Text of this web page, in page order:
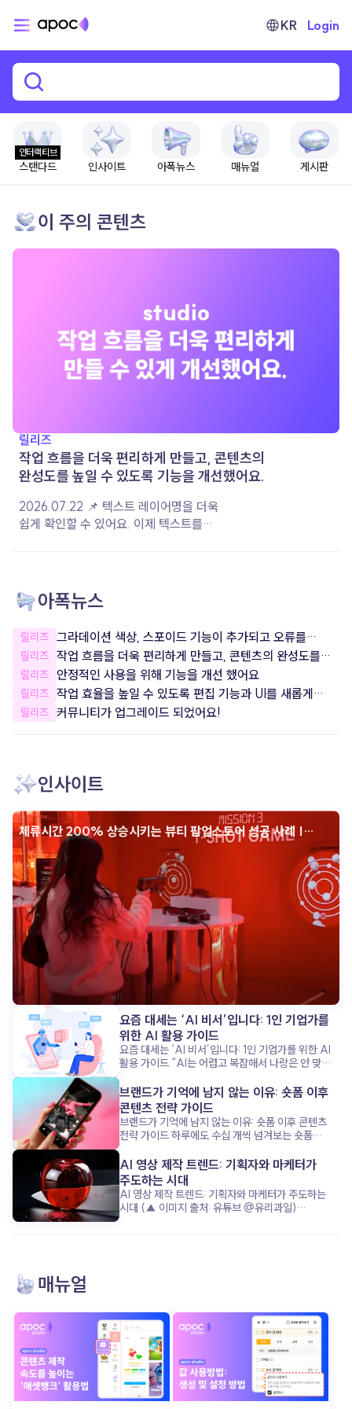
KR Login
인터랙티브
스탠다드 인사이트 매뉴얼
아폭뉴스 게시판
이 주의 콘텐츠
릴리즈
작업 흐름을 더욱 편리하게 만들고, 콘텐츠의
완성도를 높일 수 있도록 기능을 개선했어요.
2026.07.22 📌 텍스트 레이어명을 더욱
쉽게 확인할 수 있어요. 이제 텍스트를
여러 레이어를 더욱 편리하게 구분하고
관리할 수 있습니다. 📌 음악 재생 옵션이
더욱 다양해졌어요. 음악이 재생되는 구간과
볼륨을 원하는 대로 설정할 수 있도록 상세
옵션을 개선했어요. 콘텐츠의 분위기와
장면에 맞게 음악을 조절하여 더욱 완성도
높은 콘텐츠를 제작해 보세요. 📌 서비스
안정성을 개선했어요. 더욱 안정적으로
아폭뉴스
릴리즈 그라데이션 색상, 스포이드 기능이 추가되고 오류를
잡았어요!
릴리즈 작업 흐름을 더욱 편리하게 만들고, 콘텐츠의 완성도를
높일 수 있도록 기능을 개선했어요.
릴리즈 안정적인 사용을 위해 기능을 개선 했어요
릴리즈 작업 효율을 높일 수 있도록 편집 기능과 UI를 새롭게
개선했어요.
릴리즈 커뮤니티가 업그레이드 되었어요!
인사이트
체류시간 200% 상승시키는 뷰티 팝업스토어 성공 사례 |
인터랙티브 콘텐츠
요즘 대세는 ‘AI 비서’입니다: 1인 기업가를
위한 AI 활용 가이드
요즘 대세는 ‘AI 비서’입니다: 1인 기업가를 위한 AI
활용 가이드 “AI는 어렵고 복잡해서 나랑은 안 맞아!”
기업가들은 복잡하고 무거운 AI 대신, 쉽고 친근한
‘AI 비서’ 에 훨씬 더 열광하고 있거든요. 단순한 업무
처리부터 마케팅 기획까지, 어떻게 AI가 혼자 모든 걸
하는 1인 기업가의 시간을 구해주고, 성장을 돕는지
지금부터 함께 살펴볼까요? “복잡하지 않아도
괜찮아”: AI 비서가 주목받는 이유 (▲ 이미지 출처:
클립아트코리아) 최근 1인 기업가들은 완벽한 AI
기술보다, 누구나 쉽게 쓰고 바로 도움 되는 ‘친근함’
을 더 원합니다. 복잡한 설정 없이 ‘내 비서’처럼 소통
하며, 업무 효율을 높여주는 AI가 핵심 매력
비서 덕분에 브랜드보다 ‘업무 효율’ 과 ‘고객 응대’
에서 한 단계 업그레이드되는 경험을 했습니다. AI
비서는 단순한 도구를 넘어, ‘나만의 비서’로서
친근하게 소통하며 팬(고객)과 연결고리를 만듭니다.
업무의 무게를 덜고, 브랜드가 아닌 ‘나’에게 집중할
수 있게 하는 거죠. 이제 AI 비서는 1인 기업가의
성공을 견인하는 핵심 파트너 입니다. AI는 도구가
브랜드가 기억에 남지 않는 이유: 숏폼 이후
콘텐츠 전략 가이드
브랜드가 기억에 남지 않는 이유: 숏폼 이후 콘텐츠
전략 가이드 하루에도 수십 개씩 넘겨보는 숏폼
남았을까요? 요즘은 ‘조회수’보다 ‘기억률’이 더
중요한 시대입니다. 고객의 머리에 남는 콘텐츠를
만들기 위해, 단순한 시선 끌기를 넘어서는 전략이
필요하죠. 이제 브랜드가 준비해야 할 건, 숏폼 이후
고객을 이끌 ‘다음 스텝’ 입니다. 그 전략의 핵심, 함께
눈길을 사로잡는 데는 탁월한 수단이에요. 감각적인
편집, 유행하는 음악, 짧고 강렬한 장면 전환. ‘발견의
순간’ 을 만들어내는 데 이만한 도구가 없죠. 그런데
문제는 그 이후입니다. 너무 많은 콘텐츠가 지나가는
만큼, 대부분은 금방 잊히고 맙니다. 기억되지 않는
브랜드는 결국 ‘한 번 스친 이름’ 그 이상이 되기
어렵죠. 지금 우리는 ‘조회수’는 넘치지만, ‘브랜드
애착’은 부족한 콘텐츠 시대 를 살고 있어요. 숏폼으로
AI 영상 제작 트렌드: 기획자와 마케터가
주도하는 시대
AI 영상 제작 트렌드: 기획자와 마케터가 주도하는
시대 (▲ 이미지 출처: 유튜브 @유리과일)
빠른 실행력 이 성공을 결정짓습니다. 영상 제작의
진입장벽이 무너진 지금, AI 영상 기술 을 통해
콘텐츠 경쟁에서 어떻게 앞서갈 수 있을까요? 그
구체적인 전략을 함께 알아보겠습니다. 더 이상
기술이 콘텐츠를 주도하지 않는다 (▲ 이미지 출처:
틱톡 @ai_mong) 과거에는 영상 한 편을
제작하려면 촬영 장비부터 스튜디오 대여, 전문 편집
매뉴얼